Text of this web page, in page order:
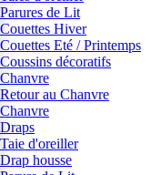
Parures de Lit
Couettes Hiver
Couettes Eté / Printemps
Coussins décoratifs
Chanvre
Retour au Chanvre
Chanvre
Draps
Taie d'oreiller
Drap housse